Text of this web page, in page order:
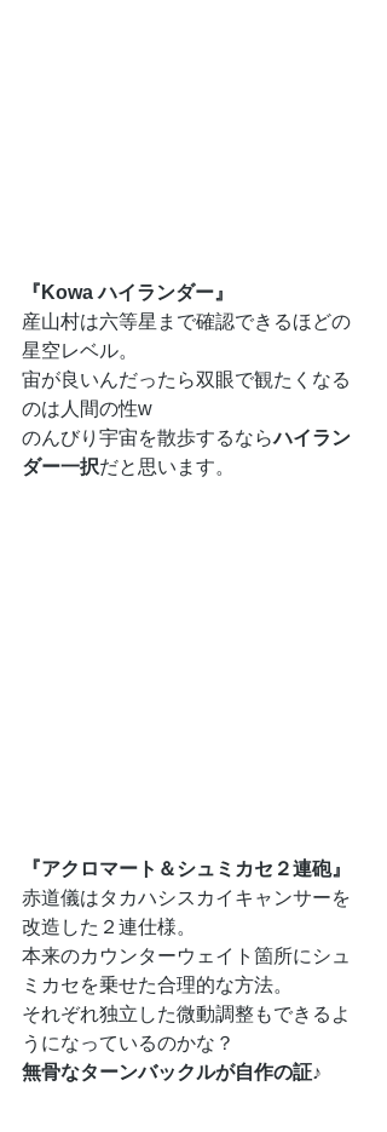
『Kowa ハイランダー』
産山村は六等星まで確認できるほどの
星空レベル。
宙が良いんだったら双眼で観たくなる
のは人間の性w
のんびり宇宙を散歩するならハイラン
ダー一択だと思います。
『アクロマート＆シュミカセ２連砲』
赤道儀はタカハシスカイキャンサーを
改造した２連仕様。
本来のカウンターウェイト箇所にシュ
ミカセを乗せた合理的な方法。
それぞれ独立した微動調整もできるよ
うになっているのかな？
無骨なターンバックルが自作の証♪